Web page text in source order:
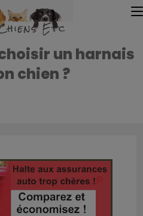
un harnais
chien ?